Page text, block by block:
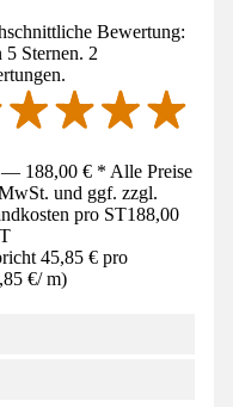
Bewertung:
5 Sternen. 2
— 188,00 € * Alle Preise
und ggf. zzgl.
pro ST188,00
45,85 € pro
€/ m)